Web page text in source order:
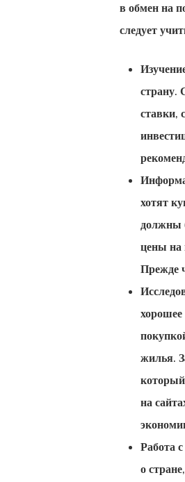
в обмен на
следует
страну.
ставки,
хотят
должны
цены на
Прежде
хорошее
жилья.
на
Работа
о